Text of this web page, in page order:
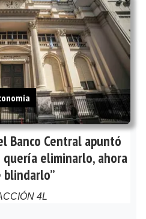
Banco Central apuntó
eliminarlo, ahora
blindarlo”
4L